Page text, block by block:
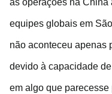
as operações na China
equipes globais em
não aconteceu apenas
devido à capacidade
em algo que